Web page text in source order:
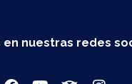
en nuestras redes